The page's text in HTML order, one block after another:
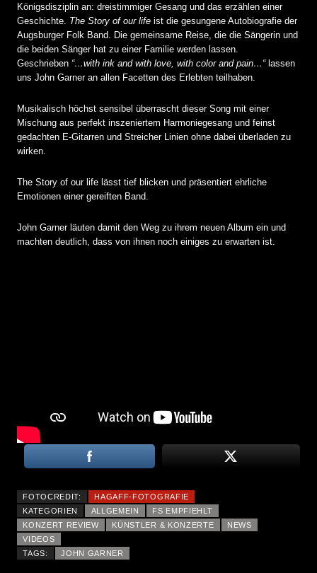
Königsdisziplin an: dreistimmiger Gesang und das erzählen einer
Geschichte. The Story of our life ist die gesungene Autobiografie der
Augsburger Folk Band. Die gemeinsame Reise, die die Sängerin und
die beiden Sänger hat zu einer Familie werden lassen.
Geschrieben “…with ink and with love, with color and pain…“lassen
uns John Garner an allen Facetten des Erlebten teilhaben.
Musikalisch höchst sensibel überrascht dieser Song mit einer
Mischung aus perfekt inszeniertem Harmoniegesang und feinst
gedachten E-Gitarren und Streicher Linien ohne dabei überladen zu
wirken.
The Story of our life lässt tief blicken und präsentiert ehrliche
Emotionen einer gereiften Band.
John Garner läuten damit den Weg zu ihrem neuen Album ein und
machten deutlich, dass von ihnen noch einiges zu erwarten ist.
FOTOCREDIT:
HAGAFF-FOTOGRAFIE
KATEGORIEN
ALLGEMEIN
FS EMPFIEHLT
KONZERT REVIEW
KÜNSTLER & KONZERTE
NEWS
VIDEOS
TAGS:
JOHN GARNER